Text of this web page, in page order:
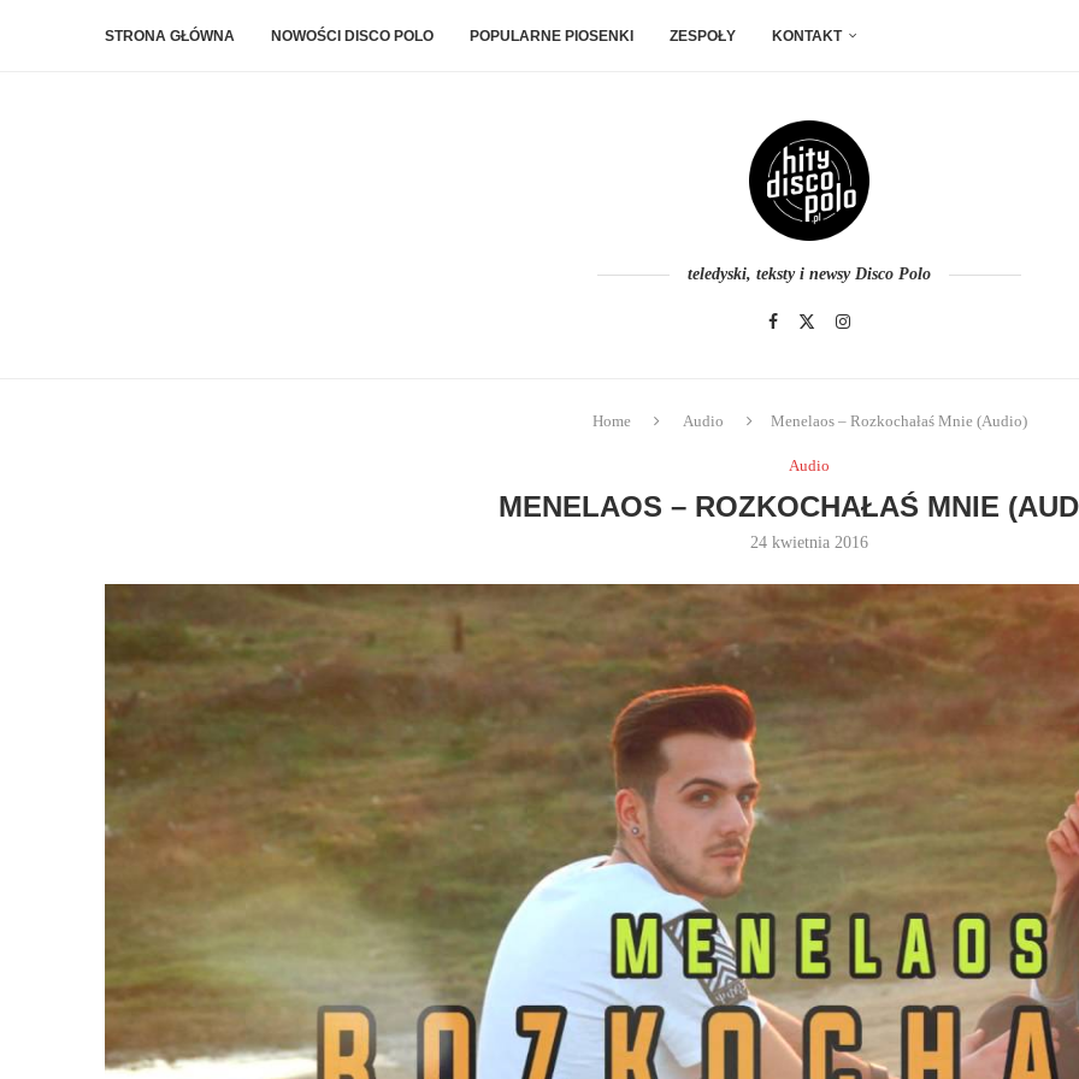
STRONA GŁÓWNA NOWOŚCI DISCO POLO POPULARNE PIOSENKI ZESPOŁY KONTAKT
teledyski, teksty i newsy Disco Polo
Home Audio Menelaos – Rozkochałaś Mnie (Audio)
Audio
MENELAOS – ROZKOCHAŁAŚ MNIE
24 kwietnia 2016